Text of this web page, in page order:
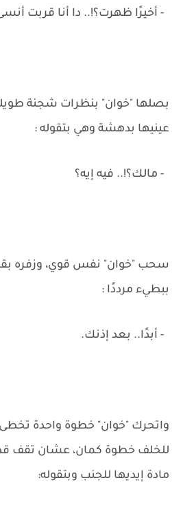
- أخيرًا ظهرت؟!.. دا أنا قربت
بصلها "خوان" بنظرات شجنة
عينيها بدهشة وهي بتقوله :
- مالك؟!.. فيه إيه؟
سحب "خوان" نفس قوي، وزفره
ببطيء مرددًا :
- أبدًا.. بعد إذنك.
واتحرك "خوان" خطوة واحدة تخطى
للخلف خطوة كمان، عشان تقف
مادة إيديها للجنب وبتقوله: